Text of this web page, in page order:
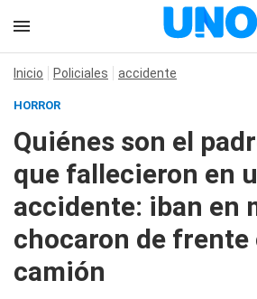
Inicio Policiales accidente
HORROR
Quiénes son el
que fallecieron en
accidente: iban en
chocaron de frente
camión